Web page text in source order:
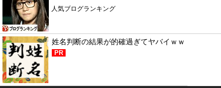
人気ブログランキング
姓名判断の結果が的確過ぎてヤバイｗｗ
PR